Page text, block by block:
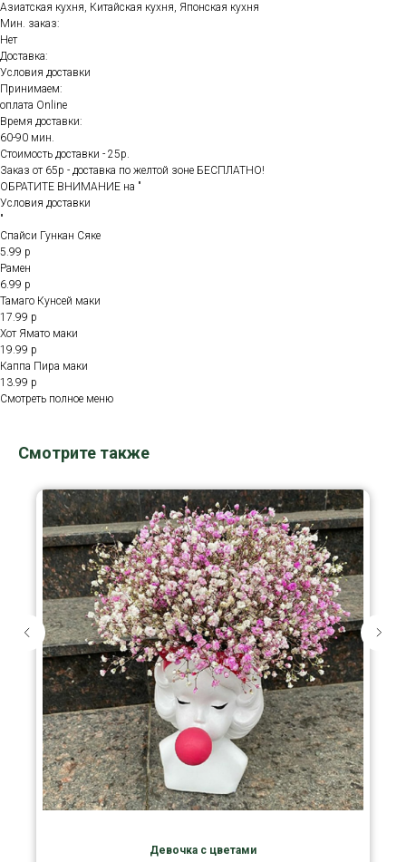
Азиатская кухня, Китайская кухня, Японская кухня
Мин. заказ:
Нет
Доставка:
Условия доставки
Принимаем:
оплата Online
Время доставки:
60-90 мин.
Стоимость доставки - 25р.
Заказ от 65р - доставка по желтой зоне БЕСПЛАТНО!
ОБРАТИТЕ ВНИМАНИЕ на "
Условия доставки
"
Спайси Гункан Сяке
5.99 р
Рамен
6.99 р
Тамаго Кунсей маки
17.99 р
Хот Ямато маки
19.99 р
Каппа Пира маки
13.99 р
Смотреть полное меню
Смотрите также
Девочка с цветами